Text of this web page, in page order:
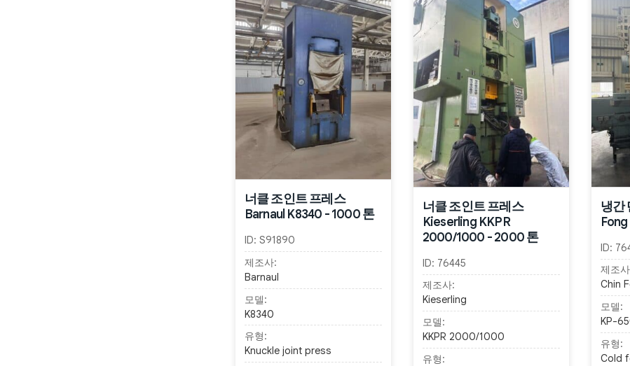
너클 조인트 프레스
Barnaul K8340 - 1000 톤
ID: S91890
제조사:
Barnaul
모델:
K8340
유형:
Knuckle joint press
너클 조인트 프레스
Kieserling KKPR
2000/1000 - 2000 톤
ID: 76445
제조사:
Kieserling
모델:
KKPR 2000/1000
유형:
냉간
ID:
제조
Chin
모델:
KP-
유형:
Cold